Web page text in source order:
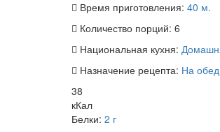
Время приготовления: 40 м.
Количество порций: 6
Национальная кухня:
Назначение рецепта: На
38
кКал
Белки: 2 г